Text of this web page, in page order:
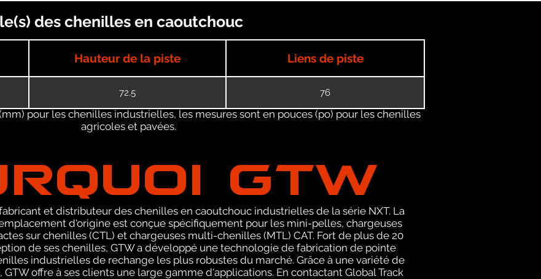
des chenilles en caoutchouc
Hauteur de la piste Liens de piste
72.5 76
pour les chenilles industrielles, les mesures sont en pouces (po) pour les chenilles
agricoles et pavées.
GTW
et distributeur des chenilles en caoutchouc industrielles de la série NXT. La
d'origine est conçue spécifiquement pour les mini-pelles, chargeuses
sur chenilles (CTL) et chargeuses multi-chenilles (MTL) CAT. Fort de plus de 20
de ses chenilles, GTW a développé une technologie de fabrication de pointe
industrielles de rechange les plus robustes du marché. Grâce à une variété de
offre à ses clients une large gamme d'applications. En contactant Global Track